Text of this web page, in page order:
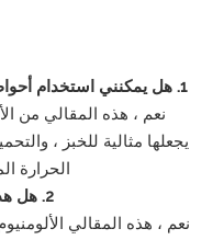
1. هل يمكنني استخدام أحواض الألومنيوم 5000 مل في الفرن؟
نعم ، هذه المقالي من
يجعلها مثالية للخبز ،
الحرارة
2. هل هذه المقالي مناسبة لتجميد الطعام؟
نعم ، هذه المقالي